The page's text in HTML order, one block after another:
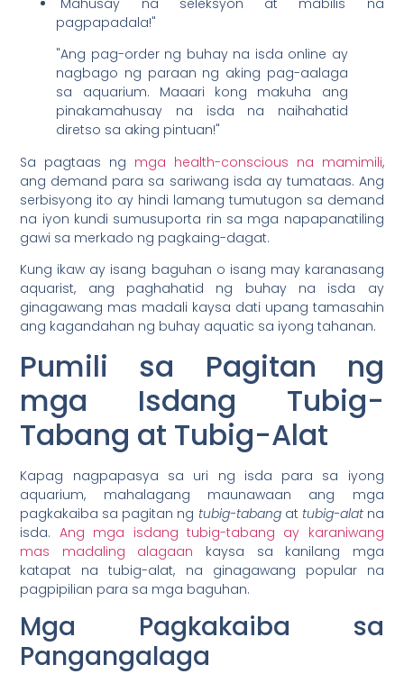
"Mahusay na seleksyon at mabilis na
pagpapadala!"
"Ang pag-order ng buhay na isda online ay
nagbago ng paraan ng aking pag-aalaga
sa aquarium. Maaari kong makuha ang
pinakamahusay na isda na naihahatid
diretso sa aking pintuan!"
Sa pagtaas ng mga health-conscious na mamimili,
ang demand para sa sariwang isda ay tumataas. Ang
serbisyong ito ay hindi lamang tumutugon sa demand
na iyon kundi sumusuporta rin sa mga napapanatiling
gawi sa merkado ng pagkaing-dagat.
Kung ikaw ay isang baguhan o isang may karanasang
aquarist, ang paghahatid ng buhay na isda ay
ginagawang mas madali kaysa dati upang tamasahin
ang kagandahan ng buhay aquatic sa iyong tahanan.
Pumili sa Pagitan ng
mga Isdang Tubig-
Tabang at Tubig-Alat
Kapag nagpapasya sa uri ng isda para sa iyong
aquarium, mahalagang maunawaan ang mga
pagkakaiba sa pagitan ng tubig-tabangat tubig-alatna
isda. Ang mga isdang tubig-tabang ay karaniwang
mas madaling alagaan kaysa sa kanilang mga
katapat na tubig-alat, na ginagawang popular na
pagpipilian para sa mga baguhan.
Mga Pagkakaiba sa
Pangangalaga